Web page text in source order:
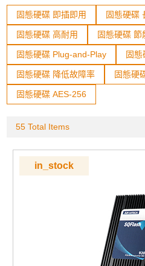
固態硬碟 即插即用 固態硬碟
固態硬碟 高耐用 固態硬碟 節
固態硬碟 Plug-and-Play 固
固態硬碟 降低故障率 固態硬
固態硬碟 AES-256
55 Total Items
in_stock